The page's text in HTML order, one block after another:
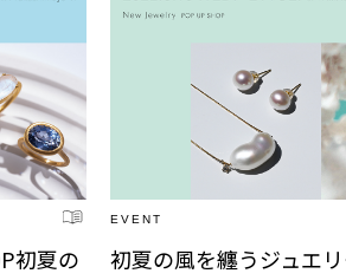
初夏の
EVENT
初夏の風を纏うジュエ